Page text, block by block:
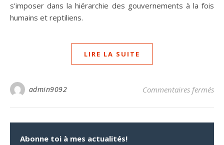
s’imposer dans la hiérarchie des gouvernements à la fois
humains et reptiliens.
LIRE LA SUITE
admin9092 Commentaires fermés
Abonne toi à mes actualités!